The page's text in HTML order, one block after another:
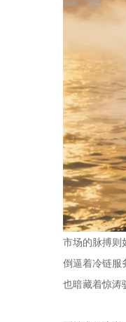
市场的脉搏则
倒逼着冷链服
也暗藏着惊涛